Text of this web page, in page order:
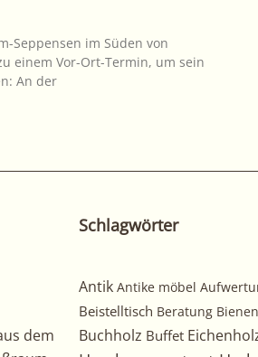
Seppensen im Süden von
einem Vor-Ort-Termin, um sein
An der
dem
Schlagwörter
Antik Antike möbel
Beistelltisch Beratung
Buchholz Buffet